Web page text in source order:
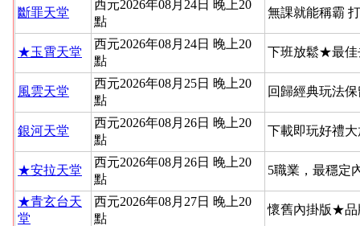
斷罪天堂
西元2026年08月24日 晚上20
點
無課就能稱霸
★玉霄天堂
西元2026年08月24日 晚上20
點
下班放鬆★最
風雲天堂
西元2026年08月25日 晚上20
點
回歸經典玩法
銀河天堂
西元2026年08月26日 晚上20
點
下載即玩好禮
★安拉天堂
西元2026年08月26日 晚上20
點
5職業，最穩定
★青玄台天
堂
西元2026年08月27日 晚上20
點
懷舊內掛版★品